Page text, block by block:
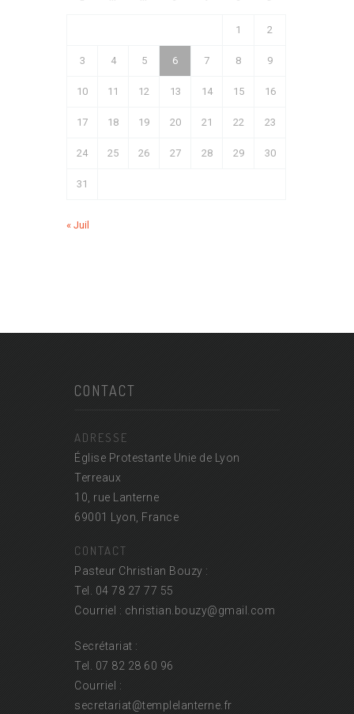
1 2
3 4 5 6 7 8 9
10 11 12 13 14 15 16
17 18 19 20 21 22 23
24 25 26 27 28 29 30
31
« Juil
CONTACT
ADRESSE
Église Protestante Unie de Lyon
Terreaux
10, rue Lanterne
69001 Lyon, France
CONTACT
Pasteur Christian Bouzy :
Tel. 04 78 27 77 55
Courriel : christian.bouzy@gmail.com
Secrétariat :
Tel. 07 82 28 60 96
Courriel :
secretariat@templelanterne.fr